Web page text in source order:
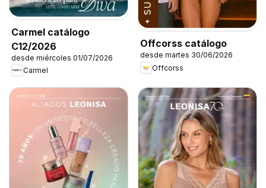
Carmel catálogo
C12/2026
desde miércoles 01/07/2026
Carmel
Offcorss catálogo
desde martes 30/06/2026
Offcorss